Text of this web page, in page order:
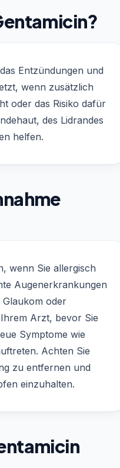
Entzündungen und
wenn zusätzlich
oder das Risiko dafür
des Lidrandes
helfen.
wenn Sie allergisch
Augenerkrankungen
oder
Arzt, bevor Sie
Symptome wie
Achten Sie
zu entfernen und
einzuhalten.